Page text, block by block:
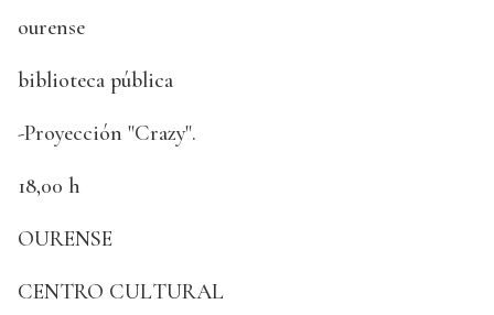
ourense
biblioteca pública
-Proyección "Crazy".
18,00 h
OURENSE
CENTRO CULTURAL